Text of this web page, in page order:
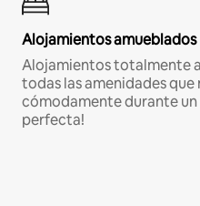
Alojamientos amueblados
Alojamientos totalmente
todas las amenidades
cómodamente durante un
perfecta!